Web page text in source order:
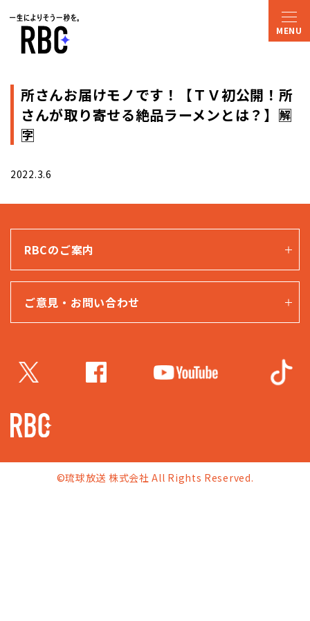
所さんお届けモノです！【ＴＶ初公開！所
さんが取り寄せる絶品ラーメンとは？】🈖
🈑
2022.3.6
RBCのご案内
ご意見・お問い合わせ
©琉球放送 株式会社 All Rights Reserved.